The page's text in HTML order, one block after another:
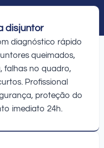
disjuntor
diagnóstico rápido
queimados,
falhas no quadro,
Profissional
proteção do
imediato 24h.